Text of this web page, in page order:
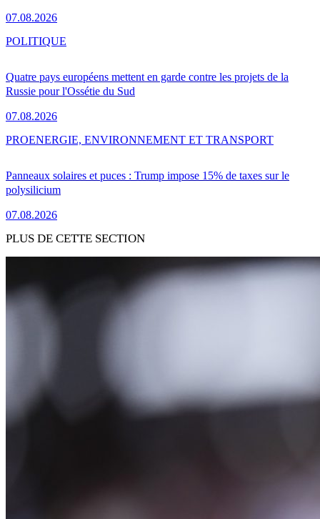
07.08.2026
Quatre pays européens mettent en garde contre les projets de la
Russie pour l'Ossétie du Sud
07.08.2026
POLITIQUE
Panneaux solaires et puces : Trump impose 15% de taxes sur le
polysilicium
07.08.2026
PROENERGIE, ENVIRONNEMENT ET TRANSPORT
PLUS DE CETTE SECTION